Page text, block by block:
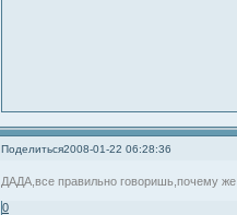
Поделиться2008-01-22 06:28:36
ДАДА,все правильно говоришь,почему
0